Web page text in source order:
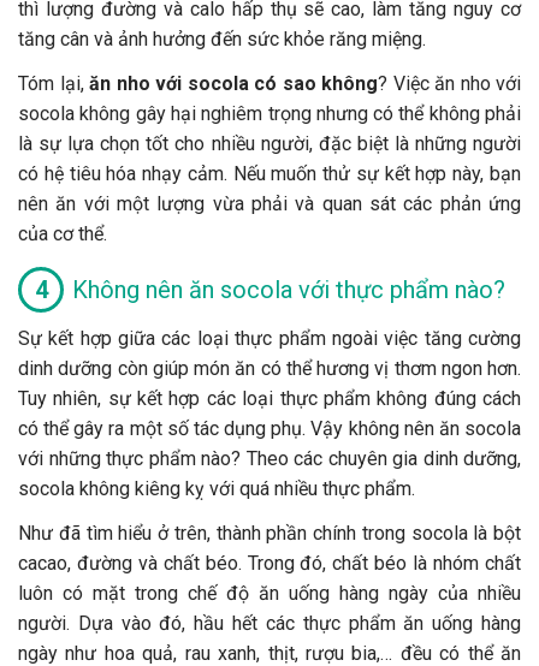
thì lượng đường và calo hấp thụ sẽ cao, làm tăng nguy cơ
tăng cân và ảnh hưởng đến sức khỏe răng miệng.
Tóm lại, ăn nho với socola có sao không? Việc ăn nho với
socola không gây hại nghiêm trọng nhưng có thể không phải
là sự lựa chọn tốt cho nhiều người, đặc biệt là những người
có hệ tiêu hóa nhạy cảm. Nếu muốn thử sự kết hợp này, bạn
nên ăn với một lượng vừa phải và quan sát các phản ứng
của cơ thể.
Không nên ăn socola với thực phẩm nào?
Sự kết hợp giữa các loại thực phẩm ngoài việc tăng cường
dinh dưỡng còn giúp món ăn có thể hương vị thơm ngon hơn.
Tuy nhiên, sự kết hợp các loại thực phẩm không đúng cách
có thể gây ra một số tác dụng phụ. Vậy không nên ăn socola
với những thực phẩm nào? Theo các chuyên gia dinh dưỡng,
socola không kiêng kỵ với quá nhiều thực phẩm.
Như đã tìm hiểu ở trên, thành phần chính trong socola là bột
cacao, đường và chất béo. Trong đó, chất béo là nhóm chất
luôn có mặt trong chế độ ăn uống hàng ngày của nhiều
người. Dựa vào đó, hầu hết các thực phẩm ăn uống hàng
ngày như hoa quả, rau xanh, thịt, rượu bia,… đều có thể ăn